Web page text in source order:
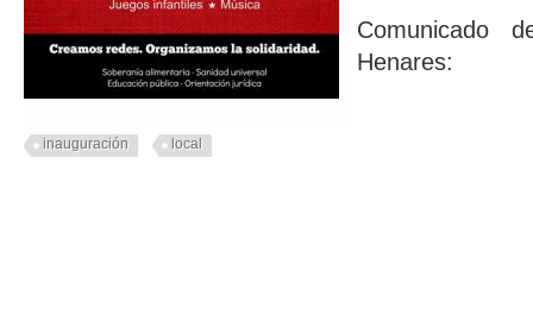
Comunicado
Henares:
inauguración local